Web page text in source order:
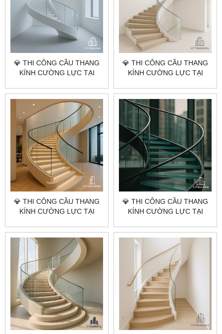
💎 THI CÔNG CẦU THANG
KÍNH CƯỜNG LỰC TẠI
BÁO GIÁ LẮP ĐẶT CHUẨN
XƯỞNG CITYBUILDING
💎 THI CÔNG CẦU THANG
KÍNH CƯỜNG LỰC TẠI
BÁO GIÁ LẮP ĐẶT CHUẨN
XƯỞNG CITYBUILDING
💎 THI CÔNG CẦU THANG
KÍNH CƯỜNG LỰC TẠI
BÁO GIÁ LẮP ĐẶT CHUẨN
XƯỞNG CITYBUILDING
💎 THI CÔNG CẦU THANG
KÍNH CƯỜNG LỰC TẠI
BÁO GIÁ LẮP ĐẶT CHUẨN
XƯỞNG CITYBUILDING